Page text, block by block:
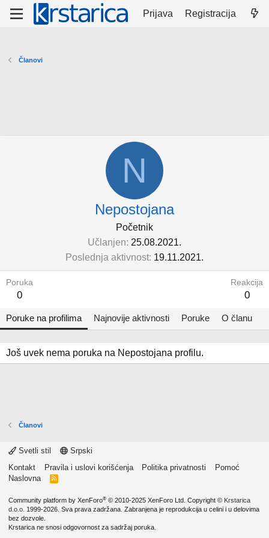
Prijava Registracija
Članovi
N
Nepostojana
Početnik
Učlanjen 25.08.2021.
Poslednja aktivnost 19.11.2021.
Poruka
0
Reakcija
0
Poruke na profilima Najnovije aktivnosti Poruke O članu
Još uvek nema poruka na Nepostojana profilu.
Članovi
Svetli stil
Srpski
Kontakt
Pravila i uslovi korišćenja Politika privatnosti
Pomoć
Naslovna
R
Community platform by XenForo® © 2010-2025 XenForo Ltd. Copyright © Krstarica
d.o.o. 1999-2026. Sva prava zadržana. Zabranjena je reprodukcija u celini i u delovima
bez dozvole.
Krstarica ne snosi odgovornost za sadržaj poruka.